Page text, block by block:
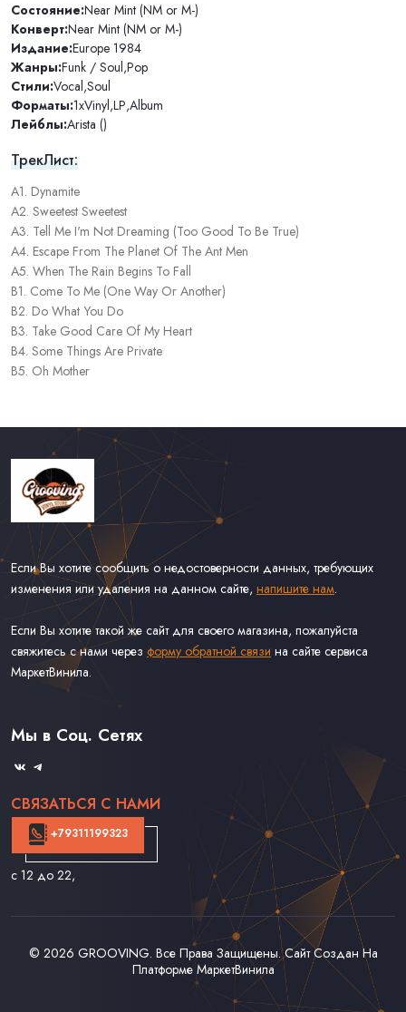
Состояние:Near Mint (NM or M-)
Конверт:Near Mint (NM or M-)
Издание:Europe 1984
Жанры:Funk / Soul,Pop
Стили:Vocal,Soul
Форматы:1xVinyl,LP,Album
Лейблы:Arista ()
ТрекЛист:
A1. Dynamite
A2. Sweetest Sweetest
A3. Tell Me I'm Not Dreaming (Too Good To Be True)
A4. Escape From The Planet Of The Ant Men
A5. When The Rain Begins To Fall
B1. Come To Me (One Way Or Another)
B2. Do What You Do
B3. Take Good Care Of My Heart
B4. Some Things Are Private
B5. Oh Mother
Если Вы хотите сообщить о недостоверности данных, требующих
изменения или удаления на данном сайте, напишите нам.
Если Вы хотите такой же сайт для своего магазина, пожалуйста
свяжитесь с нами через форму обратной связи на сайте сервиса
МаркетВинила.
Связаться С Нами
Оферта
Мы в Соц. Сетях
СВЯЗАТЬСЯ С НАМИ
+79311199323
с 12 до 22,
© 2026 GROOVING. Все Права Защищены. Сайт Создан На
Платформе МаркетВинила